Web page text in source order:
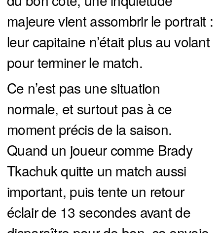
majeure vient assombrir le portrait :
leur capitaine n’était plus au volant
pour terminer le match.
Ce n’est pas une situation
normale, et surtout pas à ce
moment précis de la saison.
Quand un joueur comme Brady
Tkachuk quitte un match aussi
important, puis tente un retour
éclair de 13 secondes avant de